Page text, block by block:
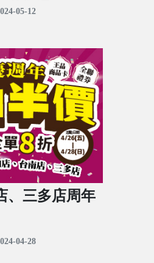
05-12
、三多店周年
04-28